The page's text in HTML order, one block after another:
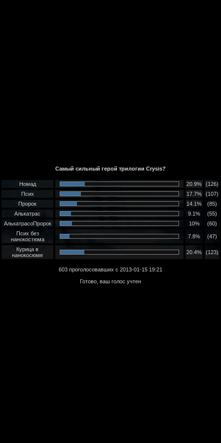
Самый сильный герой трилогии Crysis?
Номад 20.9%
(126)
Псих
17.7%
(107)
Пророк
14.1%
(85)
Алькатрас
9.1%
(55)
АлькатрасоПророк
10%
(60)
Псих без
нанокостюма
7.8% (47)
Курица в
нанокосюме
20.4% (123)
603 проголосовавших с 2013-01-15 19:21
Готово, ваш голос учтен